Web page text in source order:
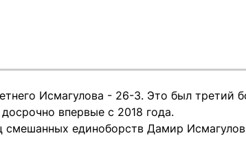
Исмагулова - 26-3. Это был третий
впервые с 2018 года.
смешанных единоборств Дамир